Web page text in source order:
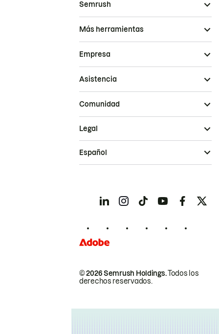
Semrush
Más herramientas
Empresa
Asistencia
Comunidad
© 2026 Semrush Holdings.Todos los
derechos reservados.
Legal
Español